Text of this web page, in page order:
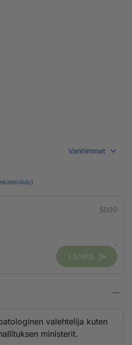
Vanhimmat
)
5000
Lähetä
valehtelija kuten
ministerit.